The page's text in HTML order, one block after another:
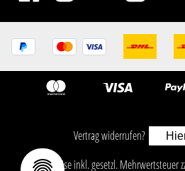
Vertrag widerrufen?
ㅤㅤㅤㅤㅤ‎‎‎‎‎Alle Preise inkl. gesetzl. Mehrwertsteuer